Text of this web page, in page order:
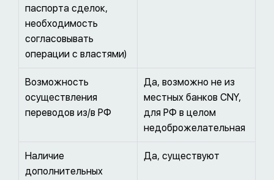
паспорта сделок,
необходимость
согласовывать
операции с властями)
Возможность
осуществления
переводов из/в РФ
Да, возможно не из
местных банков CNY,
для РФ в целом
недоброжелательная
Наличие
дополнительных
Да, существуют